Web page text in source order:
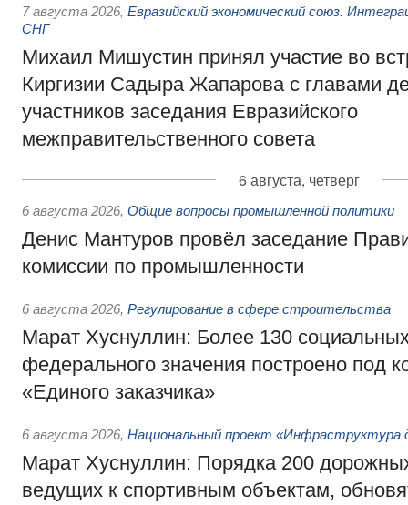
7 августа 2026, Евразийский экономический союз.
СНГ
Михаил Мишустин принял участие во
Киргизии Садыра Жапарова с главами
участников заседания Евразийского
межправительственного совета
6 августа, четверг
6 августа 2026, Общие вопросы промышленной политики
Денис Мантуров провёл заседание
комиссии по промышленности
6 августа 2026, Регулирование в сфере строительства
Марат Хуснуллин: Более 130
федерального значения построено под
«Единого заказчика»
6 августа 2026, Национальный проект «Инфраструктура
Марат Хуснуллин: Порядка 200
ведущих к спортивным объектам,